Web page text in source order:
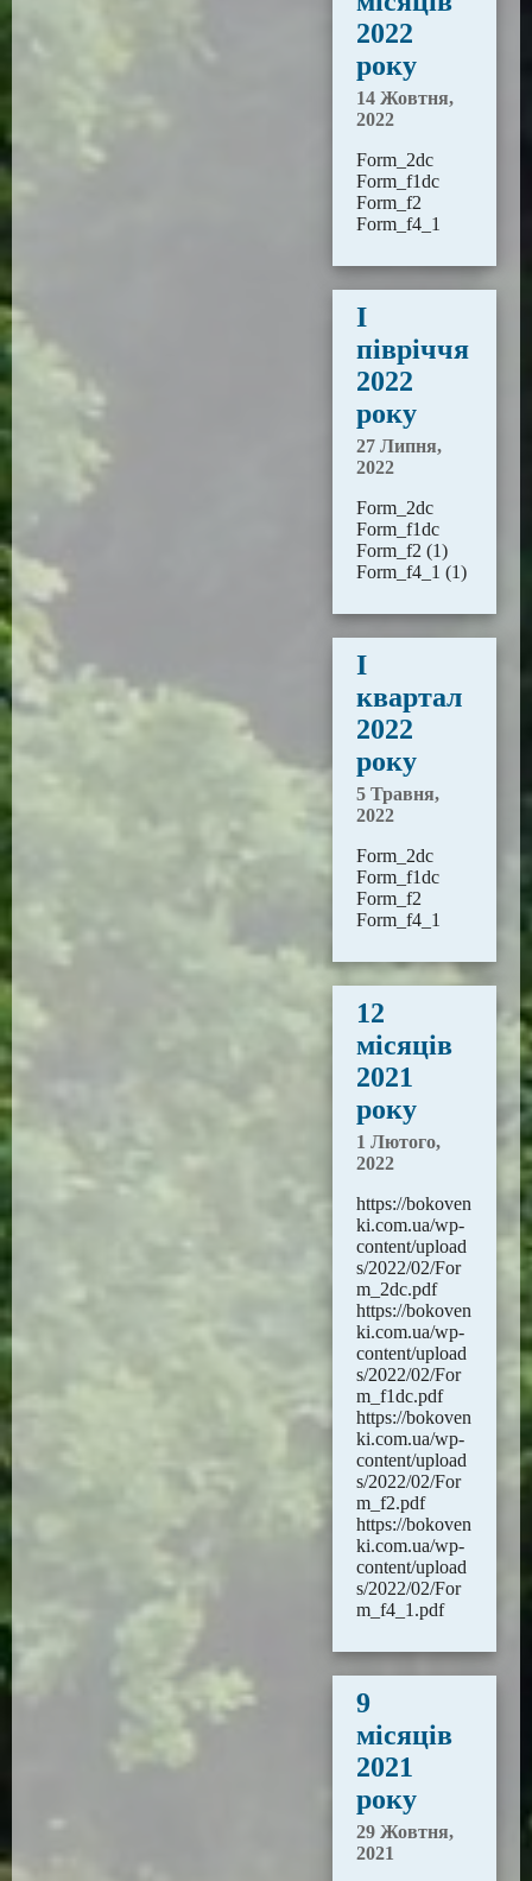
2022
року
14 Жовтня,
2022
Form_2dc
Form_f1dc
Form_f2
Form_f4_1
І
півріччя
2022
року
27 Липня,
2022
Form_2dc
Form_f1dc
Form_f2 (1)
Form_f4_1 (1)
І
квартал
2022
року
5 Травня,
2022
Form_2dc
Form_f1dc
Form_f2
Form_f4_1
12
місяців
2021
року
1 Лютого,
2022
https://bokoven
ki.com.ua/wp-
content/upload
s/2022/02/For
m_2dc.pdf
https://bokoven
ki.com.ua/wp-
content/upload
s/2022/02/For
m_f1dc.pdf
https://bokoven
ki.com.ua/wp-
content/upload
s/2022/02/For
m_f2.pdf
https://bokoven
ki.com.ua/wp-
content/upload
s/2022/02/For
m_f4_1.pdf
9
місяців
2021
року
29 Жовтня,
2021